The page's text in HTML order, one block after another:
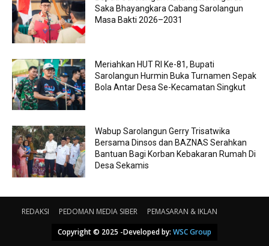
Saka Bhayangkara Cabang Sarolangun
Masa Bakti 2026–2031
Meriahkan HUT RI Ke-81, Bupati
Sarolangun Hurmin Buka Turnamen Sepak
Bola Antar Desa Se-Kecamatan Singkut
Wabup Sarolangun Gerry Trisatwika
Bersama Dinsos dan BAZNAS Serahkan
Bantuan Bagi Korban Kebakaran Rumah Di
Desa Sekamis
REDAKSI PEDOMAN MEDIA SIBER
PEMASARAN & IKLAN
Copyright © 2025 -Developed by: WSC Group